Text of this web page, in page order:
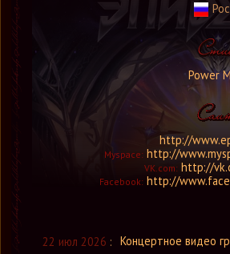
Power
http://
Myspace: http://
VK.com: http://
Facebook: http://
22 июл 2026 : Концертное видео